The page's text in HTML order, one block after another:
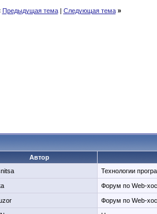
Предыдущая тема| Следующая тема »
Автор
Технологии
Форум по Web-
Форум по Web-